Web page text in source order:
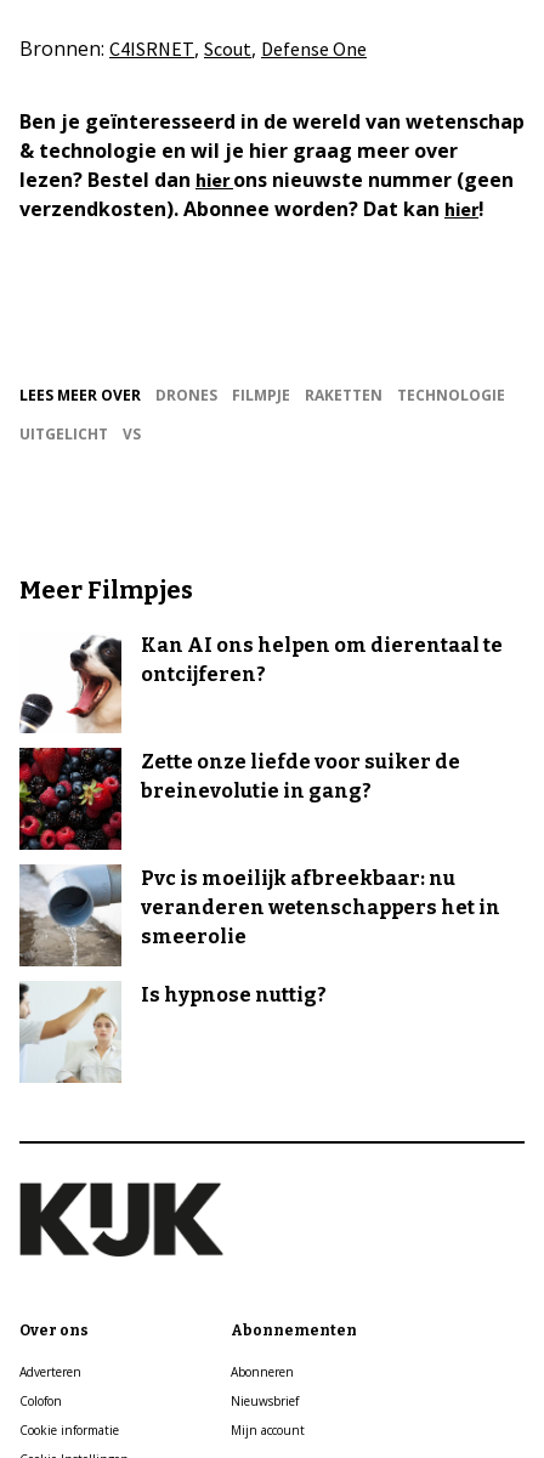
Bronnen: C4ISRNET, Scout, Defense One
Ben je geïnteresseerd in de wereld van wetenschap
& technologie en wil je hier graag meer over
lezen? Bestel dan hierons nieuwste nummer (geen
verzendkosten). Abonnee worden? Dat kan hier!
LEES MEER OVER DRONES FILMPJE RAKETTEN
TECHNOLOGIE
UITGELICHT
VS
Meer Filmpjes
Kan AI ons helpen om dierentaal te
ontcijferen?
Zette onze liefde voor suiker de
breinevolutie in gang?
Pvc is moeilijk afbreekbaar: nu
veranderen wetenschappers het in
smeerolie
Is hypnose nuttig?
Over ons
Adverteren
Colofon
Cookie informatie
Abonnementen
Abonneren
Nieuwsbrief
Mijn account